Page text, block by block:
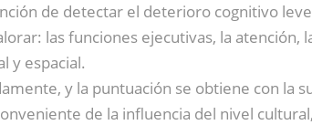
de detectar el deterioro cognitivo
las funciones ejecutivas, la atención,
y espacial.
y la puntuación se obtiene con la
de la influencia del nivel